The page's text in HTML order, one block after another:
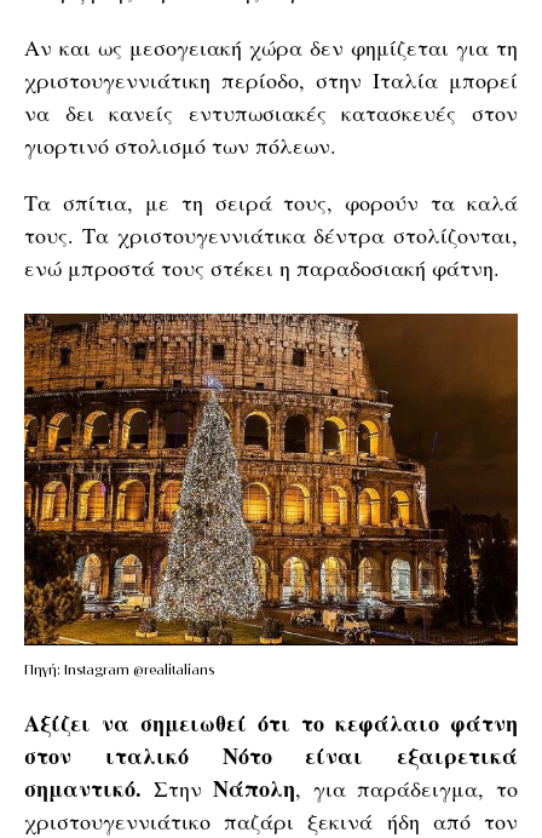
Αν και ως μεσογειακή χώρα δεν φημίζεται για τη
χριστουγεννιάτικη περίοδο, στην Ιταλία μπορεί
να δει κανείς εντυπωσιακές κατασκευές στον
γιορτινό στολισμό των πόλεων.
Τα σπίτια, με τη σειρά τους, φορούν τα καλά
τους. Τα χριστουγεννιάτικα δέντρα στολίζονται,
ενώ μπροστά τους στέκει η παραδοσιακή φάτνη.
Πηγή: Instagram @realitalians
Αξίζει να σημειωθεί ότι το κεφάλαιο φάτνη
στον ιταλικό Νότο είναι εξαιρετικά
σημαντικό. ΣτηνΝάπολη, για παράδειγμα, το
χριστουγεννιάτικο παζάρι ξεκινά ήδη από τον